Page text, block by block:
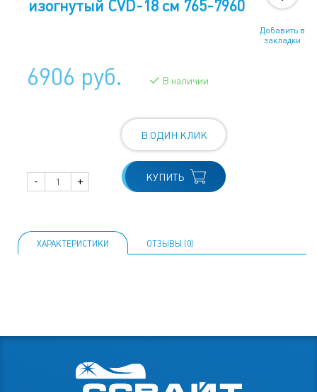
изогнутый CVD-18 см 765-7960
Добавить в
закладки
6906 руб. В наличии
- +
В ОДИН КЛИК
КУПИТЬ
ХАРАКТЕРИСТИКИ ОТЗЫВЫ (0)